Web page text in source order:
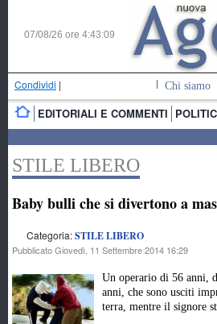
07/08/26 ore 4:43:10
Condividi | Chi siamo
EDITORIALI E COMMENTI
STILE LIBERO
Baby bulli che si divertono a
Categoria:STILE LIBERO
Pubblicato Giovedì, 11 Settembre 2014 16:29
Un operario di 56 anni,
anni, che sono usciti
terra, mentre il signore